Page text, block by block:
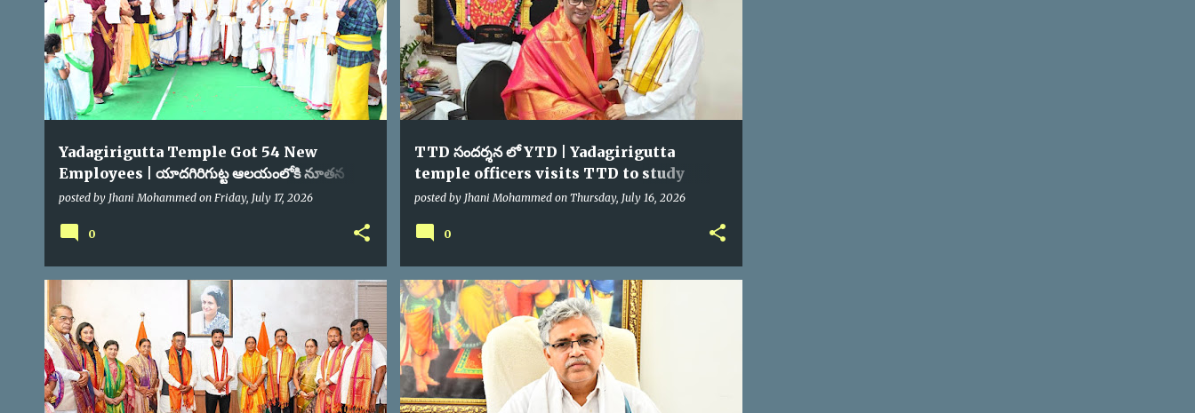
Yadagirigutta Temple Got 54 New
Employees | యాదగిరిగుట్ట ఆలయంలోకి నూతన
సిబ్బంది నియమాకం
posted by Jhani Mohammed on Friday, July 17, 2026
0
TTD సందర్శన లో YTD | Yadagirigutta
temple officers visits TTD to study
Devotee Facilities
posted by Jhani Mohammed on Thursday, July 16, 2026
0
TRUSTBOARD TRUSTBOARD